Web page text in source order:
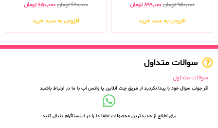
۹۵۰,۰۰۰تومان۸۹۹,۰۰۰تومان
افزودن به سبد خرید
۶۸۰,۰۰۰تومان۶۵۰,۰۰۰ تومان
افزودن به سبد خرید
سوالات متداول
سوالات متداول
اگر جواب سوال خود را پیدا نکردید از طریق چت آنلاین یا واتس اپ با ما در ارتباط باشید
برای اطلاع از جدیدترین محصولات لطفا ما را در اینستاگرام دنبال کنید